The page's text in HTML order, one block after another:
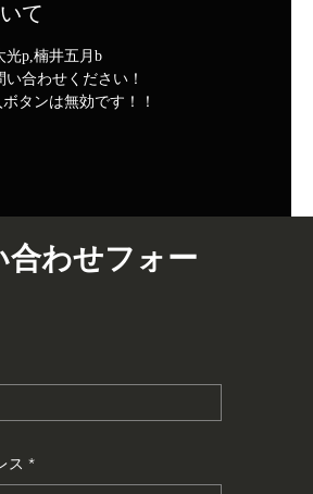
て
光p,楠井五月b
合わせください！
タンは無効です！！
合わせフォー
ス